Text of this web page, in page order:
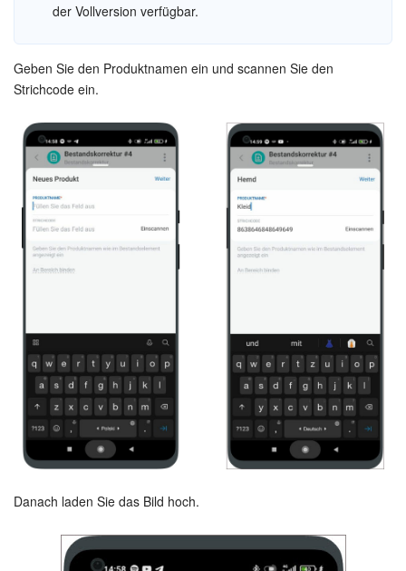
Telefonie
Einstellungen
Allgemeine Fragen
On-Premise Version
KOSTENFREI STARTEN
der Vollversion verfügbar.
Geben Sie den Produktnamen ein und scannen Sie den
Strichcode ein.
Danach laden Sie das Bild hoch.